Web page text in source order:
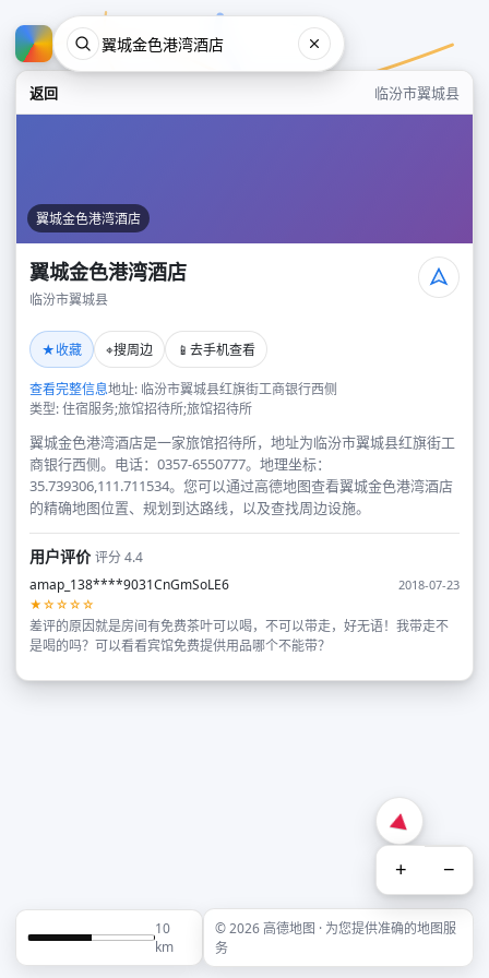
返回 临汾市翼城县
翼城金色港湾酒店
翼城金色港湾酒店
临汾市翼城县
★收藏 ⌖搜周边 📱 去手机查看
查看完整信息地址: 临汾市翼城县红旗街工商银行西侧
类型: 住宿服务;旅馆招待所;旅馆招待所
翼城金色港湾酒店是一家旅馆招待所，地址为临汾市翼城县红旗街工
商银行西侧。电话：0357-6550777。地理坐标：
35.739306,111.711534。您可以通过高德地图查看翼城金色港湾酒店
的精确地图位置、规划到达路线，以及查找周边设施。
用户评价评分 4.4
amap_138****9031CnGmSoLE6
2018-07-23
★☆☆☆☆
差评的原因就是房间有免费茶叶可以喝，不可以带走，好无语！我带走不
是喝的吗？可以看看宾馆免费提供用品哪个不能带？
+ −
10
km
© 2026 高德地图 · 为您提供准确的地图服
务